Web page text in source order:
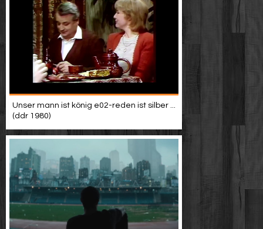
Unser mann ist könig e02-reden ist silber ...
(ddr 1980)